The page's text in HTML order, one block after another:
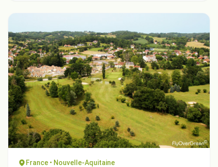
France • Nouvelle-Aquitaine